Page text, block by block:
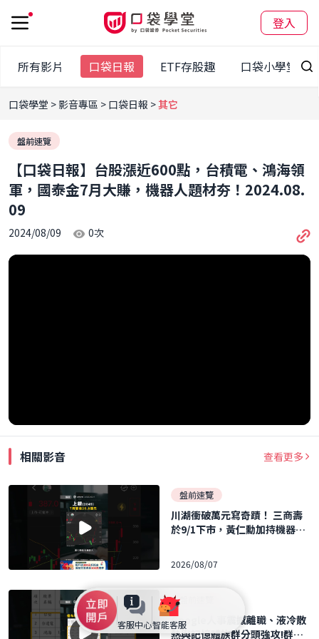
登入
客服中心智能客服
所有影片 口袋日報 ETF存股趣 口袋小學堂
口袋學堂 影音專區 口袋日報 其它
盤前速覽
【口袋日報】台股漲近600點，台積電、鴻海領
軍，國泰金7月大賺，機器人題材夯！2024.08.
09
2024/08/09 0次
相關影音 查看更多
盤前速覽
川湖衝破萬元寫奇蹟！ 三商壽
於9/1下市，黃仁勳加持機器人
6.08.07
2026/08/07
盤前速覽
Google人事震撼離職、液冷散
熱與記憶體族群分頭強攻!群聯